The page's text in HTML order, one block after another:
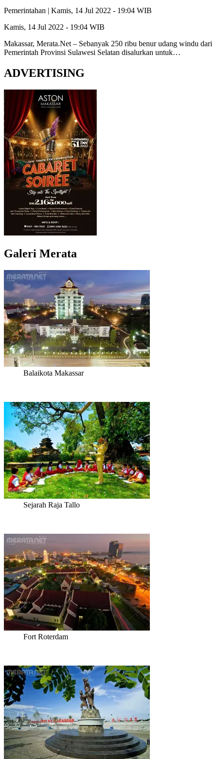
Pemerintahan | Kamis, 14 Jul 2022 - 19:04 WIB
Kamis, 14 Jul 2022 - 19:04 WIB
Makassar, Merata.Net – Sebanyak 250 ribu benur udang windu dari
Pemerintah Provinsi Sulawesi Selatan disalurkan untuk…
ADVERTISING
Galeri Merata
Balaikota Makassar
Sejarah Raja Tallo
Fort Roterdam